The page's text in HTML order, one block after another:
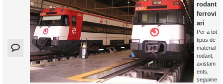
rodant
ferrovi
ari
Per a tot
tipus de
material
rodant,
avistam
ents,
seguime